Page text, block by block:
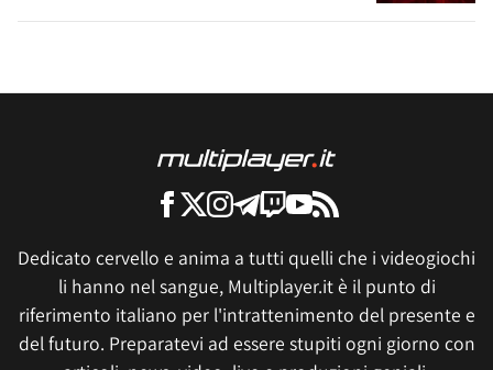
Dedicato cervello e anima a tutti quelli che i videogiochi
li hanno nel sangue, Multiplayer.it è il punto di
riferimento italiano per l'intrattenimento del presente e
del futuro. Preparatevi ad essere stupiti ogni giorno con